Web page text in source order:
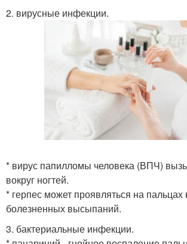
2. вирусные инфекции.
* вирус папилломы человека (ВПЧ)
вокруг ногтей.
* герпес может проявляться на пальцах
болезненных высыпаний.
3. бактериальные инфекции.